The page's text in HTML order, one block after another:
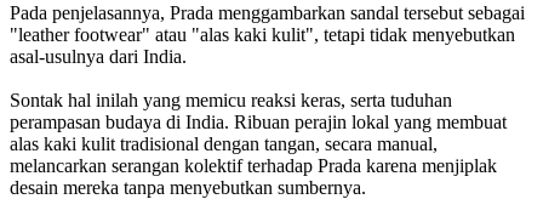
Pada penjelasannya, Prada menggambarkan sandal tersebut sebagai
"leather footwear" atau "alas kaki kulit", tetapi tidak menyebutkan
asal-usulnya dari India.
Sontak hal inilah yang memicu reaksi keras, serta tuduhan
perampasan budaya di India. Ribuan perajin lokal yang membuat
alas kaki kulit tradisional dengan tangan, secara manual,
melancarkan serangan kolektif terhadap Prada karena menjiplak
desain mereka tanpa menyebutkan sumbernya.